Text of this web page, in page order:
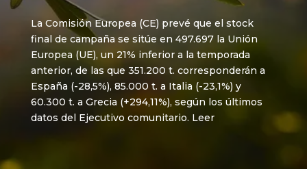
La Comisión Europea (CE) prevé que el stock
final de campaña se sitúe en 497.697 la Unión
Europea (UE), un 21% inferior a la temporada
anterior, de las que 351.200 t. corresponderán a
España (-28,5%), 85.000 t. a Italia (-23,1%) y
60.300 t. a Grecia (+294,11%), según los últimos
datos del Ejecutivo comunitario. Leer